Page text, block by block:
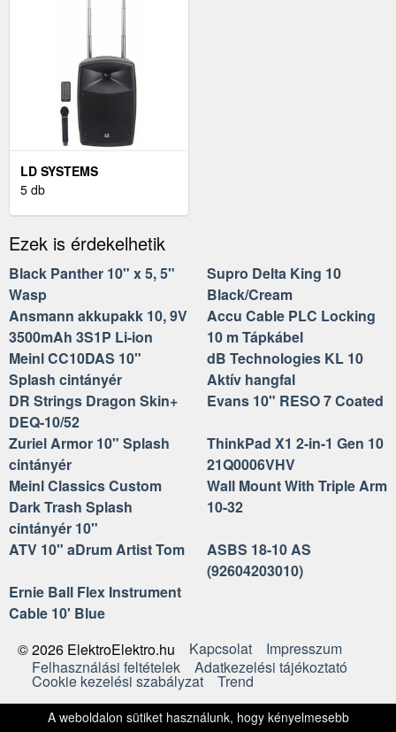
LD SYSTEMS
ROADBUDDY 10 B6
5 db
Ezek is érdekelhetik
Black Panther 10" x 5, 5"
Wasp
Supro Delta King 10
Black/Cream
Ansmann akkupakk 10, 9V
3500mAh 3S1P Li-ion
Accu Cable PLC Locking
10 m Tápkábel
Meinl CC10DAS 10"
Splash cintányér
dB Technologies KL 10
Aktív hangfal
DR Strings Dragon Skin+
DEQ-10/52
Evans 10" RESO 7 Coated
Zuriel Armor 10" Splash
cintányér
ThinkPad X1 2-in-1 Gen 10
21Q0006VHV
Meinl Classics Custom
Dark Trash Splash
cintányér 10"
Wall Mount With Triple Arm
10-32
ATV 10" aDrum Artist Tom
ASBS 18-10 AS
(92604203010)
Ernie Ball Flex Instrument
Cable 10' Blue
© 2026 ElektroElektro.hu
Kapcsolat
Impresszum
Felhasználási feltételek
Adatkezelési tájékoztató
Cookie kezelési szabályzat Trend
A weboldalon sütiket használunk, hogy kényelmesebb